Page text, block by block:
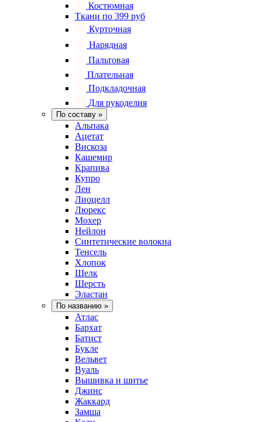
Костюмная
Ткани по 399 руб
Курточная
Нарядная
Пальтовая
Плательная
Подкладочная
Для рукоделия
По составу »
Альпака
Ацетат
Вискоза
Кашемир
Крапива
Купро
Лен
Лиоцелл
Люрекс
Мохер
Нейлон
Синтетические волокна
Тенсель
Хлопок
Шелк
Шерсть
Эластан
По названию »
Атлас
Бархат
Батист
Букле
Вельвет
Вуаль
Вышивка и шитье
Джинс
Жаккард
Замша